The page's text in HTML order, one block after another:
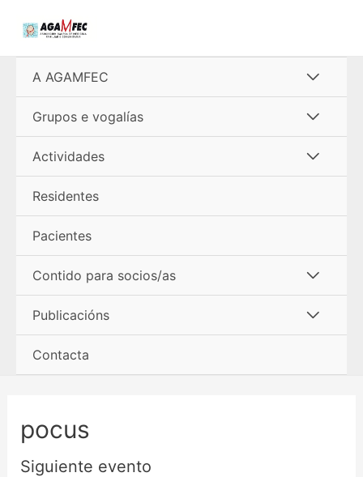
A AGAMFEC
menú
Grupos e vogalías
menú
Actividades
Residentes
Pacientes
Contido para socios/as
menú
Publicacións
Contacta
pocus
Siguiente evento